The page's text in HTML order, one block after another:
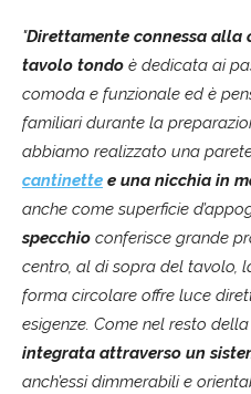
"Direttamente connessa alla
tavolo tondo è dedicata ai
comoda e funzionale ed è
familiari durante la
abbiamo realizzato una
cantinette e una nicchia in
anche come superficie
specchio conferisce grande
centro, al di sopra del tavolo,
forma circolare offre luce
esigenze. Come nel resto
integrata attraverso un
anch’essi dimmerabili e